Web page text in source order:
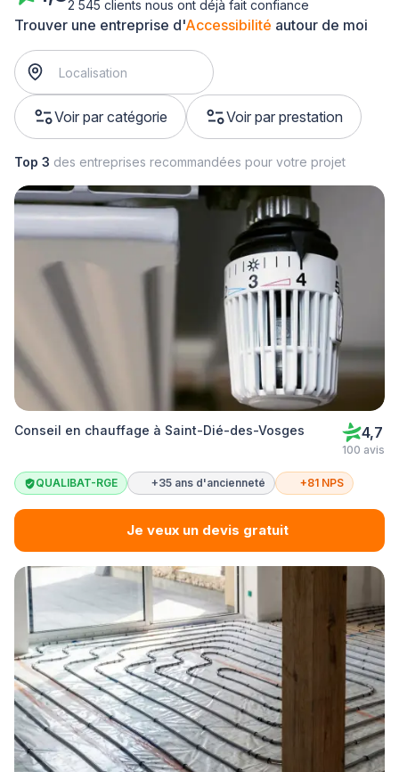
Trouver une entreprise d'Accessibilité autour de moi
Voir par catégorie Voir par prestation
2 545 clients nous ont déjà fait confiance
Top 3 des entreprises recommandées pour votre projet
Conseil en chauffage à Saint-Dié-des-Vosges 4,7
100 avis
QUALIBAT-RGE +35 ans d'ancienneté +81 NPS
Je veux un devis gratuit